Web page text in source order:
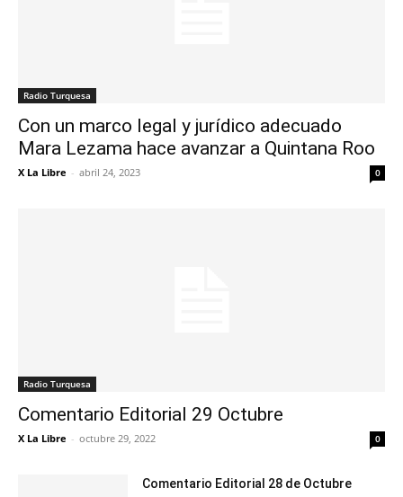
Radio Turquesa
Con un marco legal y jurídico adecuado
Mara Lezama hace avanzar a Quintana Roo
X La Libre - abril 24, 2023 0
Radio Turquesa
Comentario Editorial 29 Octubre
X La Libre - octubre 29, 2022 0
Comentario Editorial 28 de Octubre